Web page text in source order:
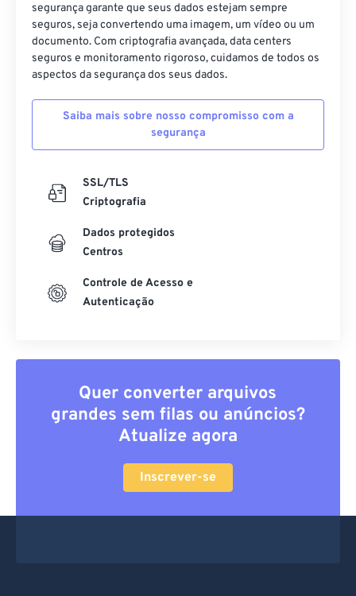
segurança garante que seus dados estejam sempre
seguros, seja convertendo uma imagem, um vídeo ou um
documento. Com criptografia avançada, data centers
seguros e monitoramento rigoroso, cuidamos de todos os
aspectos da segurança dos seus dados.
Saiba mais sobre nosso compromisso com a
segurança
SSL/TLS
Criptografia
Dados protegidos
Centros
Controle de Acesso e
Autenticação
Quer converter arquivos
grandes sem filas ou anúncios?
Atualize agora
Inscrever-se